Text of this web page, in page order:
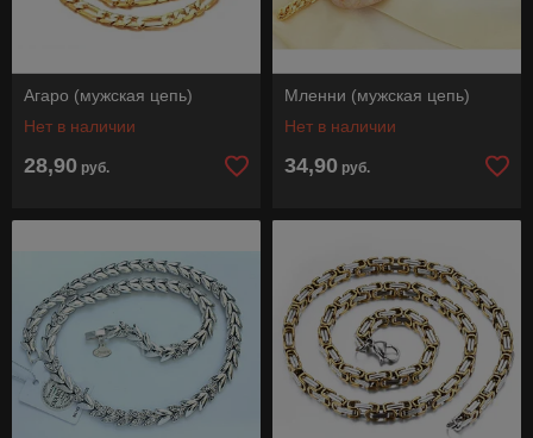
Агаро (мужская цепь)
Нет в наличии
28,90 руб.
Мленни (мужская цепь)
Нет в наличии
34,90 руб.